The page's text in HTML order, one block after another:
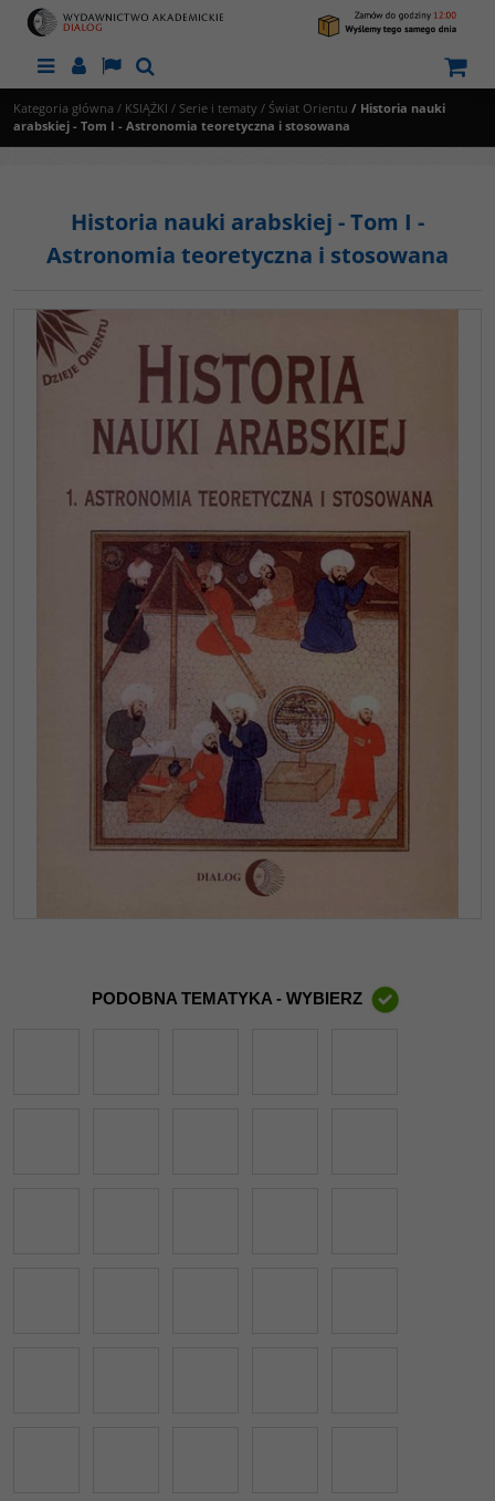
MenuPanelLangSzukaj
Kategoria główna / KSIĄŻKI / Serie i tematy / Świat Orientu / Historia nauki
arabskiej - Tom I - Astronomia teoretyczna i stosowana
Historia nauki arabskiej - Tom I -
Astronomia teoretyczna i stosowana
PODOBNA TEMATYKA - WYBIERZ